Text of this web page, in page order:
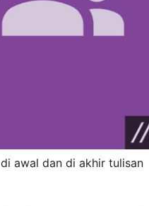
di awal dan di akhir tulisan